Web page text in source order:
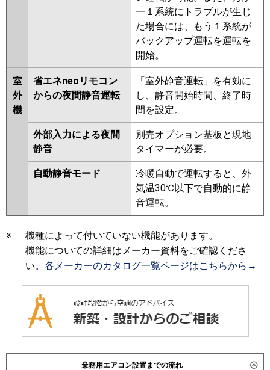
一１系統にトラブルが生じ
た場合には、もう１系統が
バックアップ運転を運転を
開始。
室
外
機
省エネneoリモコン
からの夜間静音運転
「室外静音運転」を有効に
し、静音開始時間、終了時
間を設定。
外部入力による夜間
静音
別売オプション基板と現地
タイマーが必要。
自動静音モード
冷暖自動で運転すると、外
気温30℃以下で自動的に静
音運転。
※
機種によって付いていない機能があります。
機能についての詳細はメーカー資料をご確認くださ
い。 各メーカーのカタログ一覧ページはこちらから→
業務用エアコン設置までの流れ